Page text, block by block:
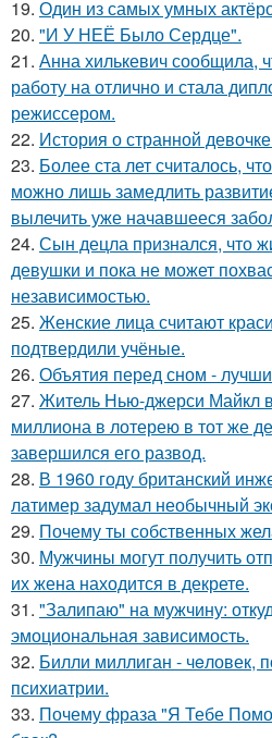
19. Один из самых умных
20. "И У НЕЁ Было Сердце".
21. Анна хилькевич сообщила,
работу на отлично и стала
режиссером.
22. История о странной
23. Более ста лет считалось,
можно лишь замедлить
вылечить уже начавшееся
24. Сын децла признался, что
девушки и пока не может
независимостью.
25. Женские лица считают
подтвердили учёные.
26. Объятия перед сном -
27. Житель Нью-джерси Майкл
миллиона в лотерею в тот же
завершился его развод.
28. В 1960 году британский
латимер задумал необычный
29. Почему ты собственных
30. Мужчины могут получить
их жена находится в декрете.
31. "Залипаю" на мужчину:
эмоциональная зависимость.
32. Билли миллиган - чeловек,
психиатрии.
33. Почему фраза "Я Тебе